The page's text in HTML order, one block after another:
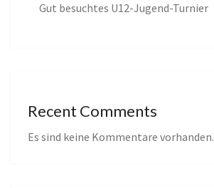
Gut besuchtes U12-Jugend-Turnier
Recent Comments
Es sind keine Kommentare vorhanden.